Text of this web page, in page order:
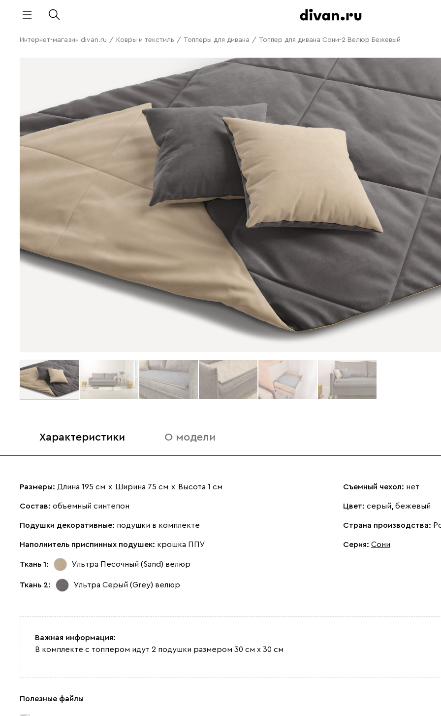
Интернет-магазин divan.ru / Ковры и текстиль / Топперы для дивана / Топпер для дивана Сони-2 Велюр Бежевый
Характеристики О модели
Размеры: Длина 195 см х Ширина 75 см х Высота 1 см
Состав: объемный синтепон
Подушки декоративные: подушки в комплекте
Наполнитель приспинных подушек: крошка ППУ
Ткань 1: Ультра Песочный (Sand) велюр
Ткань 2: Ультра Серый (Grey) велюр
Съемный чехол: нет
Цвет: серый, бежевый
Страна производства:
Серия: Сони
Важная информация:
В комплекте с топпером идут 2 подушки размером 30 см x 30 см
Полезные файлы